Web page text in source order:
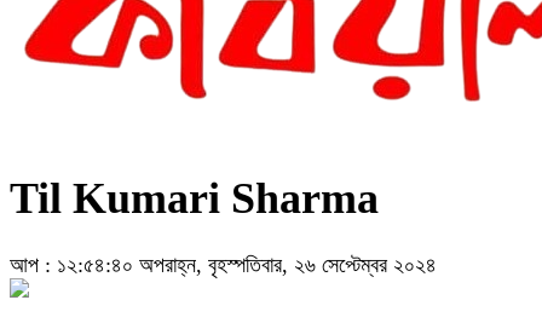
Til Kumari Sharma
আপ : ১২:৫৪:৪০ অপরাহ্ন, বৃহস্পতিবার, ২৬ সেপ্টেম্বর ২০২৪